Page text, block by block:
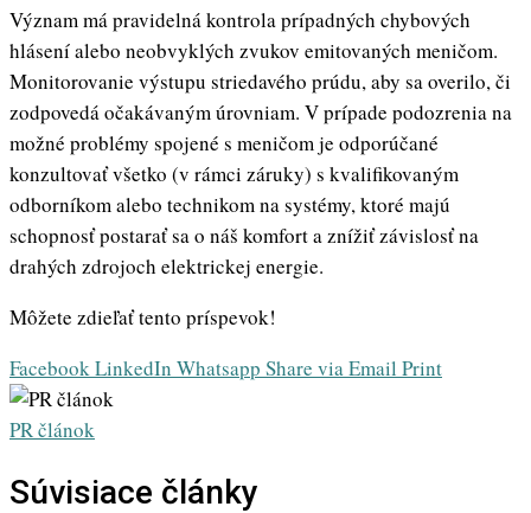
Význam má pravidelná kontrola prípadných chybových
hlásení alebo neobvyklých zvukov emitovaných meničom.
Monitorovanie výstupu striedavého prúdu, aby sa overilo, či
zodpovedá očakávaným úrovniam. V prípade podozrenia na
možné problémy spojené s meničom je odporúčané
konzultovať všetko (v rámci záruky) s kvalifikovaným
odborníkom alebo technikom na systémy, ktoré majú
schopnosť postarať sa o náš komfort a znížiť závislosť na
drahých zdrojoch elektrickej energie.
Môžete zdieľať tento príspevok!
FacebookLinkedIn Whatsapp Share via Email Print
PR článok
Súvisiace články